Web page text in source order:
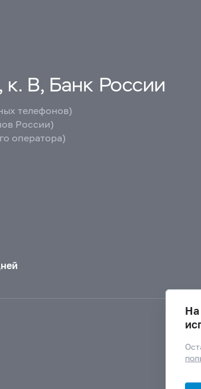
к. В, Банк России
телефонов)
России)
оператора)
На